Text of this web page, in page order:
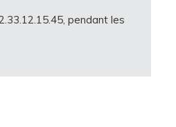
pendant les